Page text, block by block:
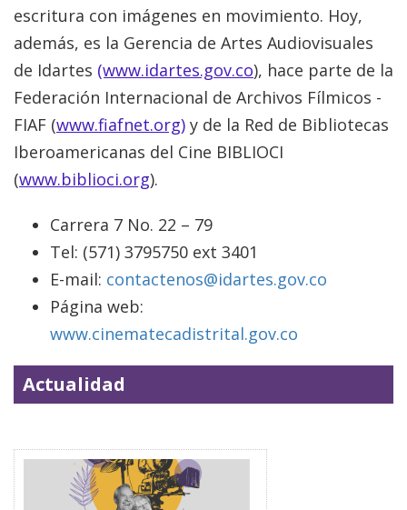
escritura con imágenes en movimiento. Hoy,
además, es la Gerencia de Artes Audiovisuales
de Idartes (www.idartes.gov.co), hace parte de la
Federación Internacional de Archivos Fílmicos -
FIAF (www.fiafnet.org) y de la Red de Bibliotecas
Iberoamericanas del Cine BIBLIOCI
(www.biblioci.org).
Carrera 7 No. 22 – 79
Tel: (571) 3795750 ext 3401
E-mail: contactenos@idartes.gov.co
Página web:
www.cinematecadistrital.gov.co
Actualidad